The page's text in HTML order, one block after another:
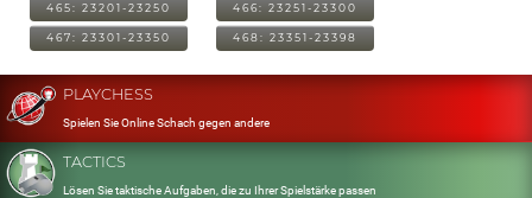
465: 23201-23250 466: 23251-23300
467: 23301-23350 468: 23351-23398
PLAYCHESS
Spielen Sie Online Schach gegen andere
TACTICS
Lösen Sie taktische Aufgaben, die zu Ihrer Spielstärke passen